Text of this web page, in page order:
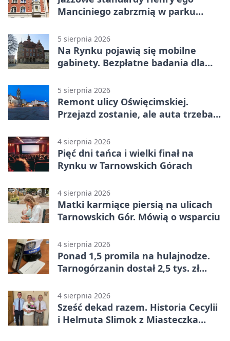
Manciniego zabrzmią w parku
5 sierpnia 2026
Na Rynku pojawią się mobilne
gabinety. Bezpłatne badania dla
5 sierpnia 2026
Remont ulicy Oświęcimskiej.
Przejazd zostanie, ale auta trzeba
4 sierpnia 2026
Pięć dni tańca i wielki finał na
Rynku w Tarnowskich Górach
4 sierpnia 2026
Matki karmiące piersią na ulicach
Tarnowskich Gór. Mówią o wsparciu
4 sierpnia 2026
Ponad 1,5 promila na hulajnodze.
Tarnogórzanin dostał 2,5 tys. zł
4 sierpnia 2026
Sześć dekad razem. Historia Cecylii
i Helmuta Slimok z Miasteczka